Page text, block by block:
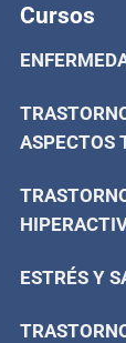
Cursos
ASPECTOS
ESTRÉS Y